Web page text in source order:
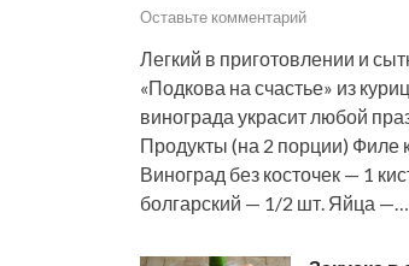
Оставьте комментарий
Легкий в приготовлении и
«Подкова на счастье» из
винограда украсит любой
Продукты (на 2 порции) Филе
Виноград без косточек — 1
болгарский — 1/2 шт. Яйца —…